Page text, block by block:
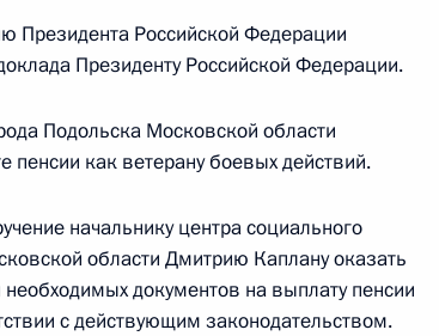
Российской Федерации военный
Фомин провёл в Приёмной Президента
в Москве личный приём граждан
Президента Российской Федерации
Президенту Российской Федерации.
Подольска Московской области
пенсии как ветерану боевых действий.
начальнику центра социального
области Дмитрию Каплану оказать
документов на выплату пенсии
с действующим законодательством.